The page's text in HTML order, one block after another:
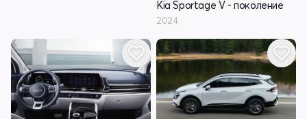
Kia Sportage V - поколение
2024